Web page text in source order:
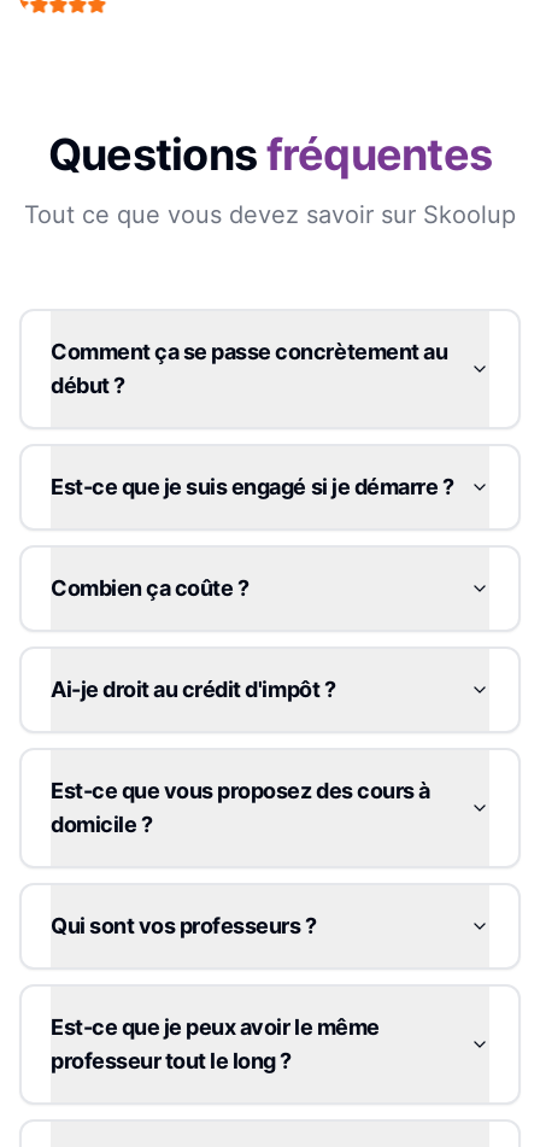
Questionsfréquentes
Tout ce que vous devez savoir sur Skoolup
Comment ça se passe concrètement au
début ?
Est-ce que je suis engagé si je démarre ?
Combien ça coûte ?
Ai-je droit au crédit d'impôt ?
Est-ce que vous proposez des cours à
domicile ?
Qui sont vos professeurs ?
Est-ce que je peux avoir le même
professeur tout le long ?